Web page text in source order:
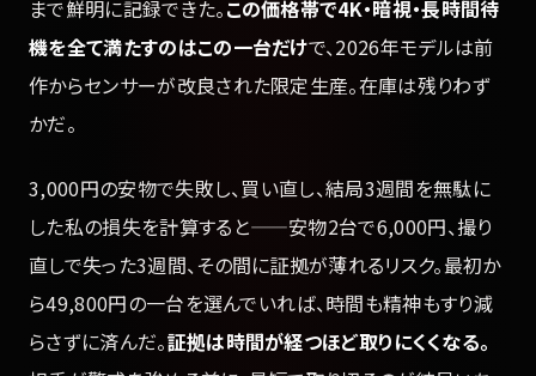
まで鮮明に記録できた。この価格帯で4K・暗視・長時間待
機を全て満たすのはこの一台だけで、2026年モデルは前
作からセンサーが改良された限定生産。在庫は残りわず
かだ。
3,000円の安物で失敗し、買い直し、結局3週間を無駄に
した私の損失を計算すると——安物2台で6,000円、撮り
直しで失った3週間、その間に証拠が薄れるリスク。最初か
ら49,800円の一台を選んでいれば、時間も精神もすり減
らさずに済んだ。証拠は時間が経つほど取りにくくなる。